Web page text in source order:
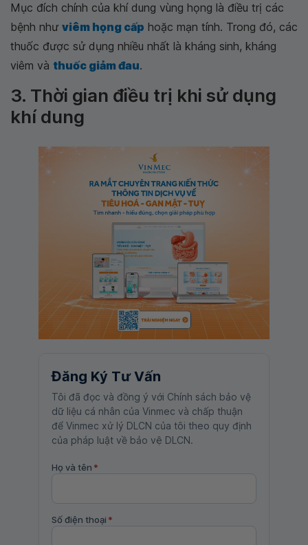
Mục đích chính của khí dung vùng họng là điều trị các
bệnh như viêm họng cấp hoặc mạn tính. Trong đó, các
thuốc được sử dụng nhiều nhất là kháng sinh, kháng
viêm và thuốc giảm đau.
3. Thời gian điều trị khi sử dụng
khí dung
Đăng Ký Tư Vấn
Tôi đã đọc và đồng ý với Chính sách bảo vệ
dữ liệu cá nhân của Vinmec và chấp thuận
để Vinmec xử lý DLCN của tôi theo quy định
của pháp luật về bảo vệ DLCN.
Họ và tên *
Số điện thoại *